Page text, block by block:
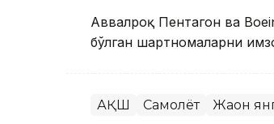
Аввалроқ Пентагон ва
бўлган шартномаларни
АҚШ Самолёт Жаҳон